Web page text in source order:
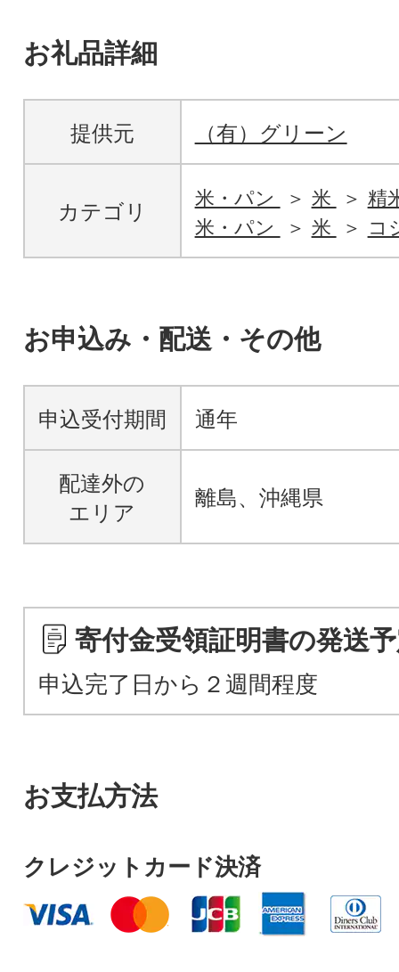
お礼品詳細
提供元 （有）グリーン
カテゴリ
米・パン 米
精
米・パン
米 コ
お申込み・配送・その他
申込受付期間 通年
配達外の
エリア
離島、沖縄県
寄付金受領証明書の発送
申込完了日から２週間程度
お支払方法
クレジットカード決済